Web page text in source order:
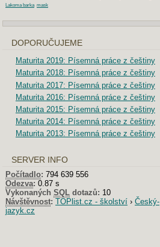
Lakoma barka mask
DOPORUČUJEME
Maturita 2019: Písemná práce z češtiny
Maturita 2018: Písemná práce z češtiny
Maturita 2017: Písemná práce z češtiny
Maturita 2016: Písemná práce z češtiny
Maturita 2015: Písemná práce z češtiny
Maturita 2014: Písemná práce z češtiny
Maturita 2013: Písemná práce z češtiny
SERVER INFO
Počítadlo: 794 639 556
Odezva: 0.87 s
Vykonaných SQL dotazů: 10
Návštěvnost: TOPlist.cz - školství › Český-
jazyk.cz